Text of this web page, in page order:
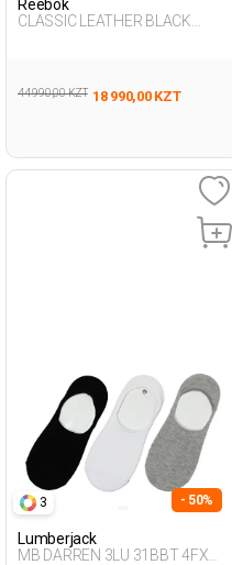
Reebok
CLASSIC LEATHER BLACK
44 990,00 KZT 18 990,00 KZT
3 - 50%
Lumberjack
MB DARREN 3LU 31BBT 4FX